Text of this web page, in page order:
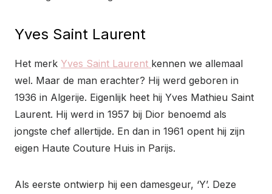
Yves Saint Laurent
Het merk Yves Saint Laurent kennen we allemaal
wel. Maar de man erachter? Hij werd geboren in
1936 in Algerije. Eigenlijk heet hij Yves Mathieu Saint
Laurent. Hij werd in 1957 bij Dior benoemd als
jongste chef allertijde. En dan in 1961 opent hij zijn
eigen Haute Couture Huis in Parijs.
Als eerste ontwierp hij een damesgeur, ‘Y’. Deze